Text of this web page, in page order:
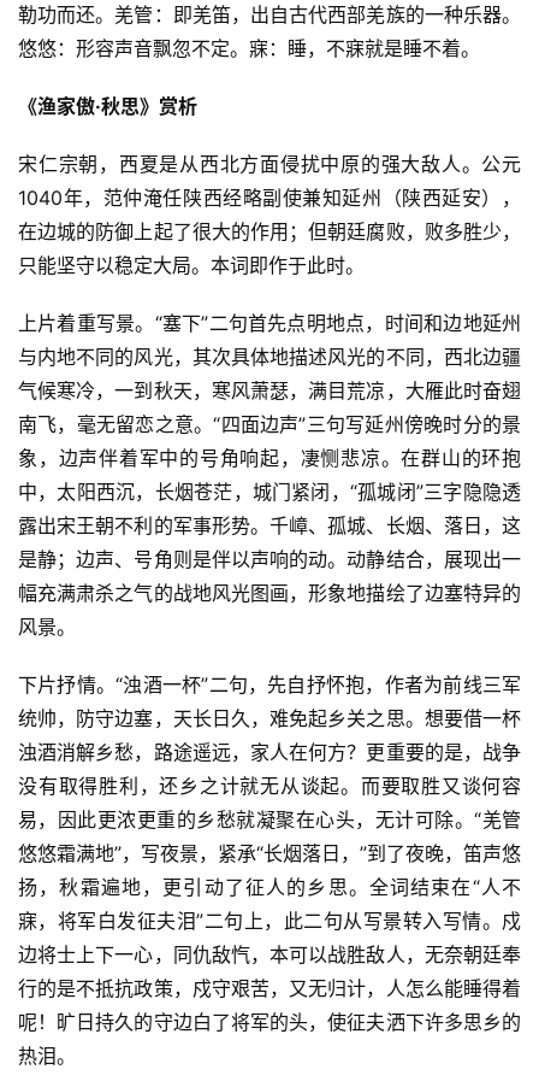
勒功而还。羌管：即羌笛，出自古代西部羌族的一种乐器。
悠悠：形容声音飘忽不定。寐：睡，不寐就是睡不着。
《渔家傲·秋思》赏析
宋仁宗朝，西夏是从西北方面侵扰中原的强大敌人。公元
1040年，范仲淹任陕西经略副使兼知延州（陕西延安），
在边城的防御上起了很大的作用；但朝廷腐败，败多胜少，
只能坚守以稳定大局。本词即作于此时。
上片着重写景。“塞下”二句首先点明地点，时间和边地延州
与内地不同的风光，其次具体地描述风光的不同，西北边疆
气候寒冷，一到秋天，寒风萧瑟，满目荒凉，大雁此时奋翅
南飞，毫无留恋之意。“四面边声”三句写延州傍晚时分的景
象，边声伴着军中的号角响起，凄恻悲凉。在群山的环抱
中，太阳西沉，长烟苍茫，城门紧闭，“孤城闭”三字隐隐透
露出宋王朝不利的军事形势。千嶂、孤城、长烟、落日，这
是静；边声、号角则是伴以声响的动。动静结合，展现出一
幅充满肃杀之气的战地风光图画，形象地描绘了边塞特异的
风景。
下片抒情。“浊酒一杯”二句，先自抒怀抱，作者为前线三军
统帅，防守边塞，天长日久，难免起乡关之思。想要借一杯
浊酒消解乡愁，路途遥远，家人在何方？更重要的是，战争
没有取得胜利，还乡之计就无从谈起。而要取胜又谈何容
易，因此更浓更重的乡愁就凝聚在心头，无计可除。“羌管
悠悠霜满地”，写夜景，紧承“长烟落日，”到了夜晚，笛声悠
扬，秋霜遍地，更引动了征人的乡思。全词结束在“人不
寐，将军白发征夫泪”二句上，此二句从写景转入写情。戍
边将士上下一心，同仇敌忾，本可以战胜敌人，无奈朝廷奉
行的是不抵抗政策，戍守艰苦，又无归计，人怎么能睡得着
呢！旷日持久的守边白了将军的头，使征夫洒下许多思乡的
热泪。